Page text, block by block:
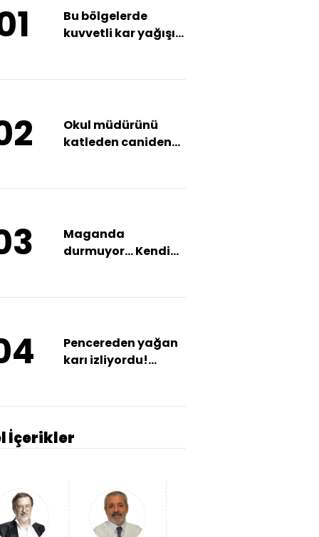
İçerikler
Bu bölgelerde
kuvvetli kar yağışı
Okul müdürünü
katleden caniden
Maganda
durmuyor... Kendi
Pencereden yağan
karı izliyordu!